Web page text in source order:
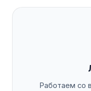
Работаем со